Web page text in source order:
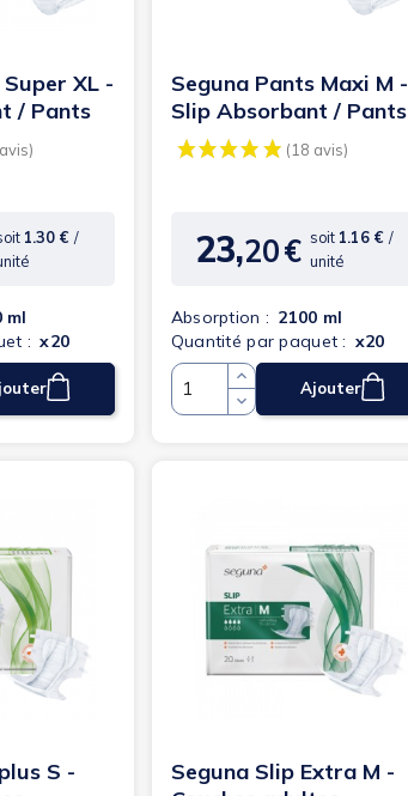
XL -
/ Pants
1.30 € /
ml
: x20
Seguna Pants Maxi M -
Slip Absorbant / Pants
Prix
23,20€ soit 1.16 € /
unité
Absorption : 2100 ml
Quantité par paquet : x20
QuantitéAjouter
S -
Seguna Slip Extra M -